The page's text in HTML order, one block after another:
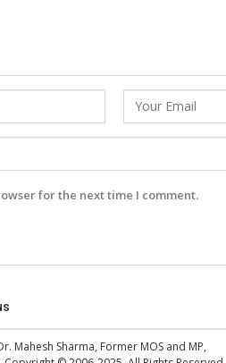
for the next time I comment.
Mahesh Sharma, Former MOS and MP,